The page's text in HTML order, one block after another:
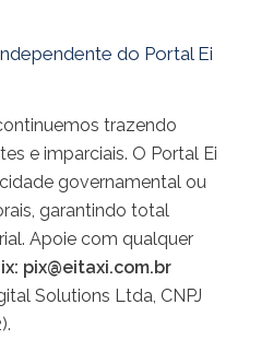
do Portal Ei
trazendo
e imparciais. O Portal Ei
governamental ou
garantindo total
Apoie com qualquer
pix@eitaxi.com.br
Solutions Ltda, CNPJ